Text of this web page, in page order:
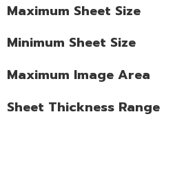
Maximum Sheet Size
Minimum Sheet Size
Maximum Image Area
Sheet Thickness Range